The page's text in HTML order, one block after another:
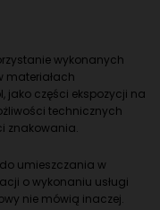
wykonanych
materiałach
jako części ekspozycji na
technicznych
znakowania.
do umieszczania w
o wykonaniu usługi
nie mówią inaczej.